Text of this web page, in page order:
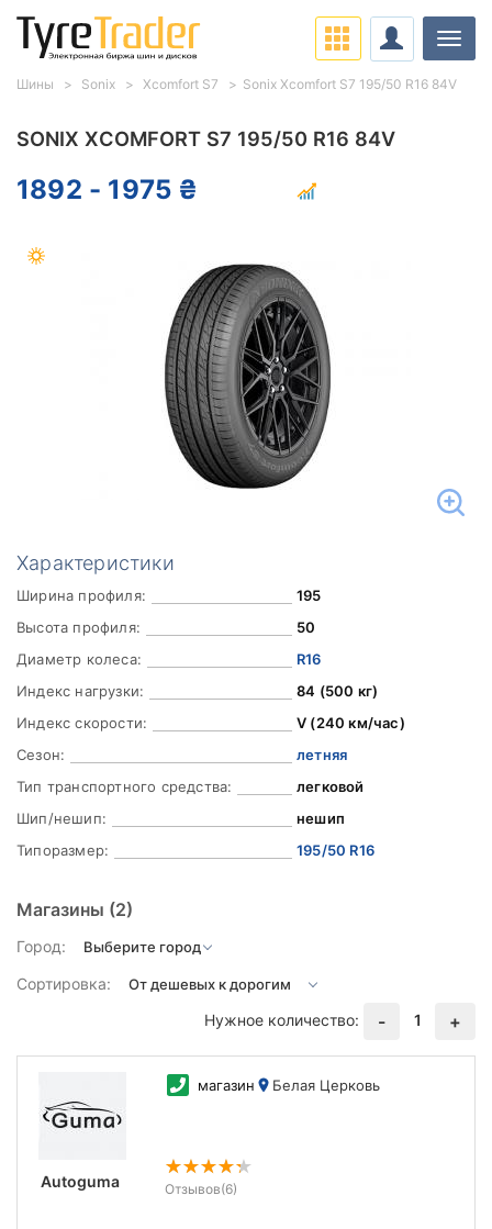
SONIX XCOMFORT S7 195/50 R16 84V
1892 - 1975 ₴
Характеристики
Ширина профиля:
195
Высота профиля:
50
Диаметр колеса:
R16
Индекс нагрузки:
84 (500 кг)
Индекс скорости:
V (240 км/час)
Сезон:
летняя
Тип транспортного средства:
легковой
Шип/нешип:
нешип
Типоразмер:
195/50 R16
Магазины (2)
Город:
Сортировка:
Нужное количество:
- 1 +
Autoguma
магазин Белая Церковь
Отзывов(6)
Шины Sonix Xcomfort S7 Sonix Xcomfort S7 195/50 R16 84V